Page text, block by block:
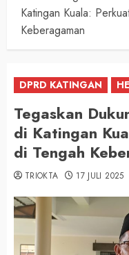
Katingan Kuala:
Keberagaman
DPRD KATINGAN
Tegaskan
di Katingan
di Tengah
TRIOKTA 17 JULI 2025